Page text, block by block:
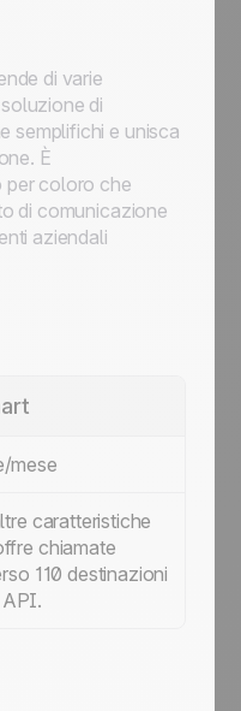
di varie
di
semplifichi e unisca
È
per coloro che
di comunicazione
aziendali
mese
caratteristiche
chiamate
110 destinazioni